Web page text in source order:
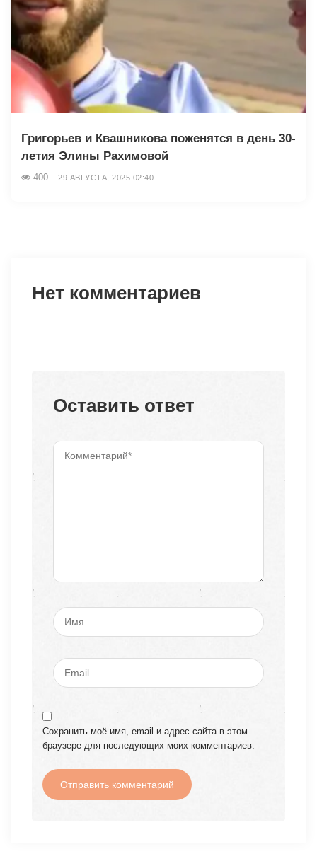
Григорьев и Квашникова поженятся в день 30-
летия Элины Рахимовой
400 29 АВГУСТА, 2025 02:40
Нет комментариев
Оставить ответ
Сохранить моё имя, email и адрес сайта в этом
браузере для последующих моих комментариев.